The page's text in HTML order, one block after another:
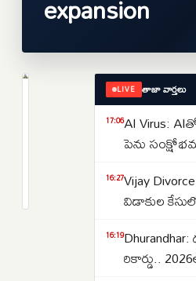
expansion
న్యాయమూర్తులు..
LIVE తాజా వార్తలు
17:06AI Virus:
పెను
శాస్త్రవేత్తలు..
16:27Vijay
విడాకుల
16:19
రికార్డు..